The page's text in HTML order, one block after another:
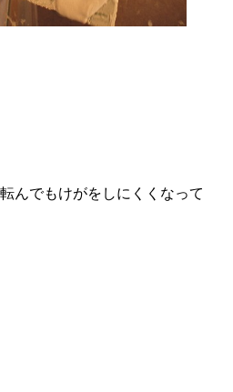
んでもけがをしにくくなって